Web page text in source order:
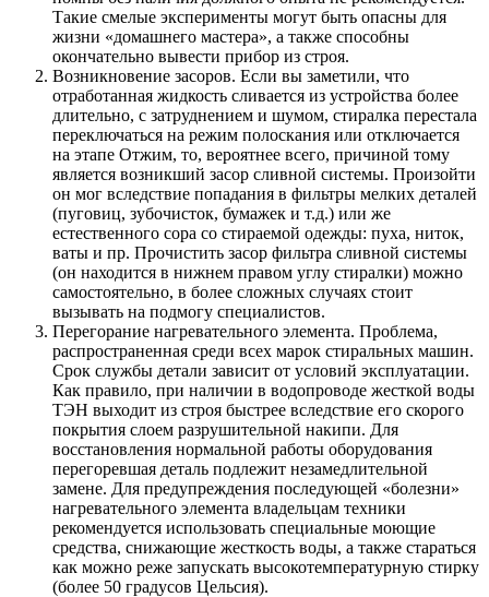
Такие смелые эксперименты могут быть опасны для
жизни «домашнего мастера», а также способны
окончательно вывести прибор из строя.
Возникновение засоров. Если вы заметили, что
отработанная жидкость сливается из устройства более
длительно, с затруднением и шумом, стиралка перестала
переключаться на режим полоскания или отключается
на этапе Отжим, то, вероятнее всего, причиной тому
является возникший засор сливной системы. Произойти
он мог вследствие попадания в фильтры мелких деталей
(пуговиц, зубочисток, бумажек и т.д.) или же
естественного сора со стираемой одежды: пуха, ниток,
ваты и пр. Прочистить засор фильтра сливной системы
(он находится в нижнем правом углу стиралки) можно
самостоятельно, в более сложных случаях стоит
вызывать на подмогу специалистов.
Перегорание нагревательного элемента. Проблема,
распространенная среди всех марок стиральных машин.
Срок службы детали зависит от условий эксплуатации.
Как правило, при наличии в водопроводе жесткой воды
ТЭН выходит из строя быстрее вследствие его скорого
покрытия слоем разрушительной накипи. Для
восстановления нормальной работы оборудования
перегоревшая деталь подлежит незамедлительной
замене. Для предупреждения последующей «болезни»
нагревательного элемента владельцам техники
рекомендуется использовать специальные моющие
средства, снижающие жесткость воды, а также стараться
как можно реже запускать высокотемпературную стирку
(более 50 градусов Цельсия).